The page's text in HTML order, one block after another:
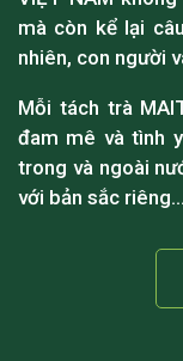
mà còn kể lại
nhiên, con người
Mỗi tách trà
đam mê và tình
trong và ngoài
với bản sắc